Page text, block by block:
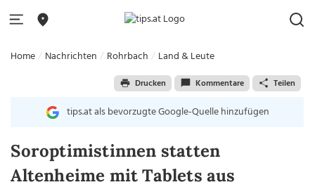
Home Nachrichten Rohrbach Land & Leute
Drucken Kommentare Teilen
tips.at als bevorzugte Google-Quelle hinzufügen
Soroptimistinnen statten
Altenheime mit Tablets aus